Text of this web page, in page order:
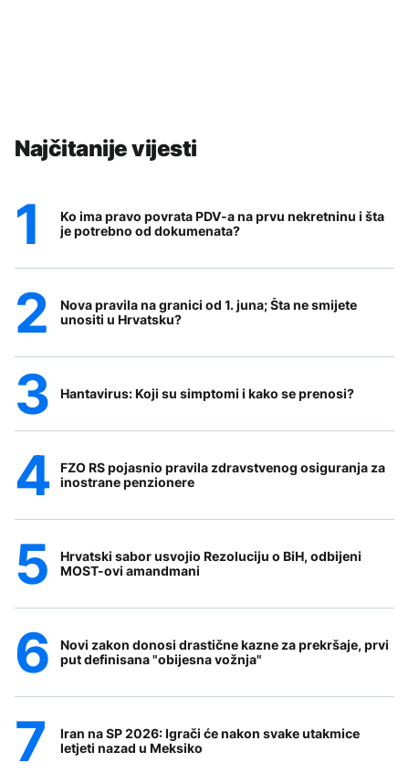
Najčitanije vijesti
Ko ima pravo povrata PDV-a na prvu nekretninu i šta
je potrebno od dokumenata?
Nova pravila na granici od 1. juna; Šta ne smijete
unositi u Hrvatsku?
Hantavirus: Koji su simptomi i kako se prenosi?
FZO RS pojasnio pravila zdravstvenog osiguranja za
inostrane penzionere
Hrvatski sabor usvojio Rezoluciju o BiH, odbijeni
MOST-ovi amandmani
Novi zakon donosi drastične kazne za prekršaje, prvi
put definisana "obijesna vožnja"
Iran na SP 2026: Igrači će nakon svake utakmice
letjeti nazad u Meksiko